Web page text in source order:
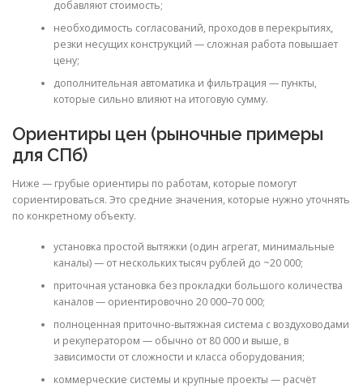
добавляют стоимость;
необходимость согласований, проходов в перекрытиях,
резки несущих конструкций — сложная работа повышает
цену;
дополнительная автоматика и фильтрация — пункты,
которые сильно влияют на итоговую сумму.
Ориентиры цен (рыночные примеры
для СПб)
Ниже — грубые ориентиры по работам, которые помогут
сориентироваться. Это средние значения, которые нужно уточнять
по конкретному объекту.
установка простой вытяжки (один агрегат, минимальные
каналы) — от нескольких тысяч рублей до ~20 000;
приточная установка без прокладки большого количества
каналов — ориентировочно 20 000–70 000;
полноценная приточно‑вытяжная система с воздуховодами
и рекуператором — обычно от 80 000 и выше, в
зависимости от сложности и класса оборудования;
коммерческие системы и крупные проекты — расчёт